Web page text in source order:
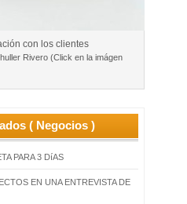
con los clientes
Rivero (Click en la imágen
( Negocios )
PARA 3 DíAS
EN UNA ENTREVISTA DE